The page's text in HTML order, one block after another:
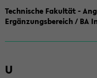
Technische Fakultät -
Ergänzungsbereich / BA
U